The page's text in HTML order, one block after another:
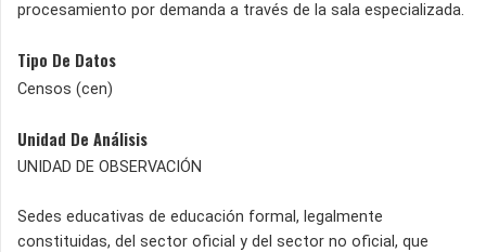
procesamiento por demanda a través de la sala especializada.
Tipo De Datos
Censos (cen)
Unidad De Análisis
UNIDAD DE OBSERVACIÓN
Sedes educativas de educación formal, legalmente
constituidas, del sector oficial y del sector no oficial, que